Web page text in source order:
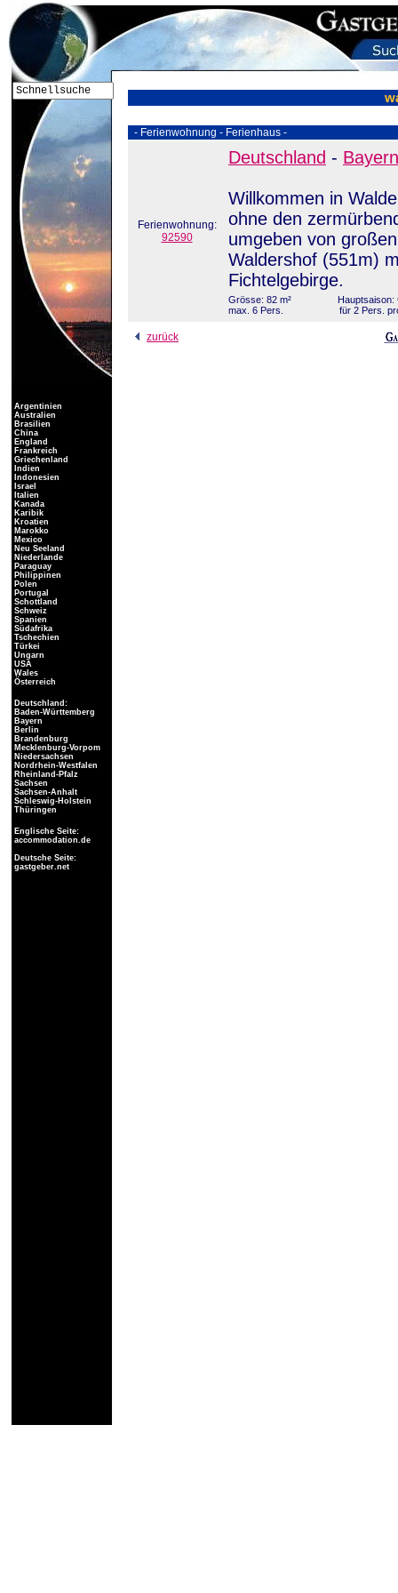
- Ferienwohnung - Ferienhaus -
Ferienwohnung:
92590
Deutschland - Bayern
Willkommen in
ohne den
umgeben von
Waldershof (551m)
Fichtelgebirge.
Grösse: 82 m²
max. 6 Pers.
Hauptsaison:
für 2 Pers.
zurück
Argentinien
Australien
Brasilien
China
England
Frankreich
Griechenland
Indien
Indonesien
Israel
Italien
Kanada
Karibik
Kroatien
Marokko
Mexico
Neu Seeland
Niederlande
Paraguay
Philippinen
Polen
Portugal
Schottland
Schweiz
Spanien
Südafrika
Tschechien
Türkei
Ungarn
USA
Wales
Österreich
Deutschland:
Baden-Württemberg
Bayern
Berlin
Brandenburg
Mecklenburg-Vorpom
Niedersachsen
Nordrhein-Westfalen
Rheinland-Pfalz
Sachsen
Sachsen-Anhalt
Schleswig-Holstein
Thüringen
Englische Seite:
accommodation.de
Deutsche Seite:
gastgeber.net